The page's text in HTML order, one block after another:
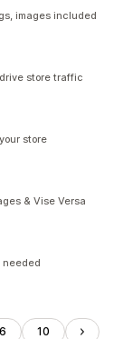
images included
store traffic
store
& Vise Versa
needed
6 10